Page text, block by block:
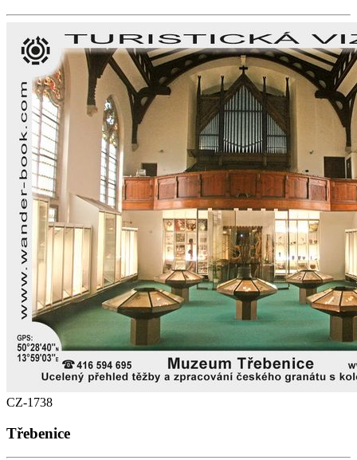
CZ-1738
Třebenice